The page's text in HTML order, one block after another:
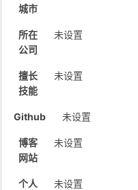
城市
所在
公司
未设置
擅长
技能
未设置
Github 未设置
博客
网站
未设置
个人
未设置